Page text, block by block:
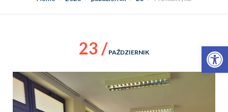
Otwórz pasek narzędzi
23 / PAŹDZIERNIK